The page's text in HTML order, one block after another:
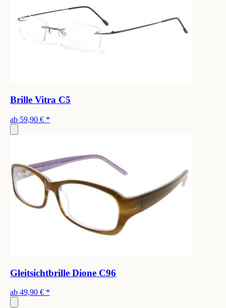
Brille Vitra C5
ab 59,90 € *
Gleitsichtbrille Dione C96
ab 49,90 € *